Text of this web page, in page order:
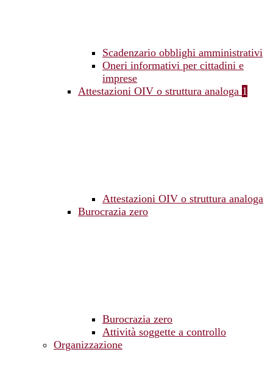
Scadenzario obblighi amministrativi
Oneri informativi per cittadini e
imprese
Attestazioni OIV o struttura analoga 1
Attestazioni OIV o struttura analoga
Burocrazia zero
Burocrazia zero
Attività soggette a controllo
Organizzazione